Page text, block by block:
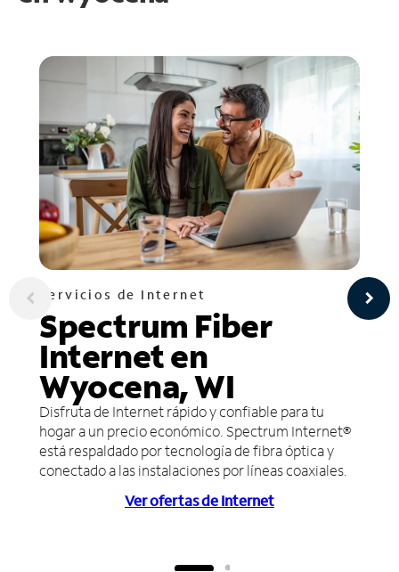
Servicios de Internet
Spectrum Fiber
Internet en
Wyocena, WI
Disfruta de Internet rápido y confiable para tu
hogar a un precio económico. Spectrum Internet®
está respaldado por tecnología de fibra óptica y
conectado a las instalaciones por líneas coaxiales.
Ver ofertas de Internet